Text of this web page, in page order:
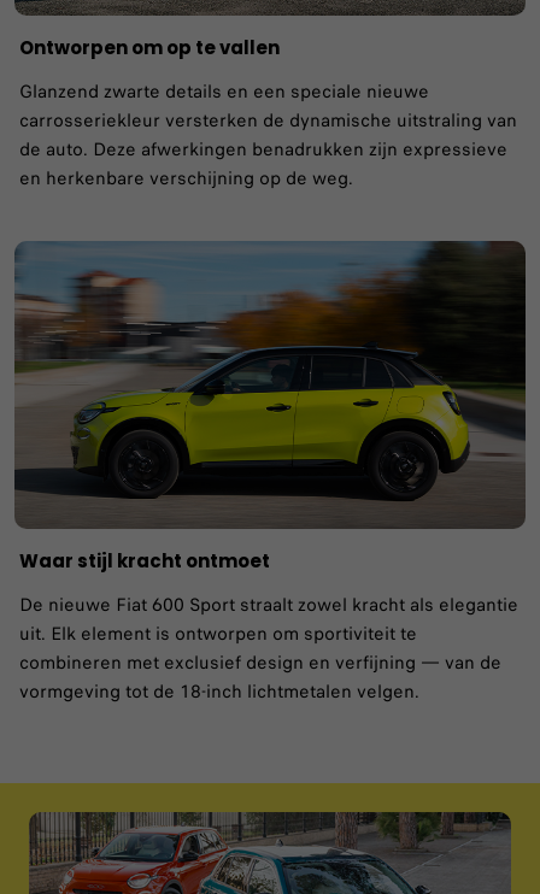
Ontworpen om op te vallen
Glanzend zwarte details en een speciale nieuwe
carrosseriekleur versterken de dynamische uitstraling van
de auto. Deze afwerkingen benadrukken zijn expressieve
en herkenbare verschijning op de weg.
Waar stijl kracht ontmoet
De nieuwe Fiat 600 Sport straalt zowel kracht als elegantie
uit. Elk element is ontworpen om sportiviteit te
combineren met exclusief design en verfijning — van de
vormgeving tot de 18-inch lichtmetalen velgen.